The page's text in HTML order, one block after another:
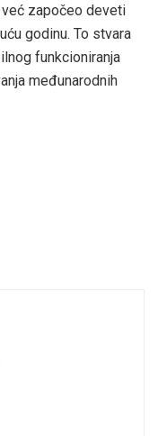
već započeo deveti
godinu. To stvara
funkcioniranja
međunarodnih